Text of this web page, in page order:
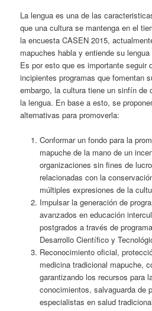
La lengua es una de las
que una cultura se mantenga en el
la encuesta CASEN 2015,
mapuches habla y entiende su
Es por esto que es importante seguir
incipientes programas que fomentan
embargo, la cultura tiene un sinfín de
la lengua. En base a esto, se
alternativas para promoverla:
Conformar un fondo para la
mapuche de la mano de un
organizaciones sin fines de
relacionadas con la
múltiples expresiones de la
Impulsar la generación de
avanzados en educación
postgrados a través de
Desarrollo Científico y
Reconocimiento oficial,
medicina tradicional mapuche,
garantizando los recursos para
conocimientos, salvaguarda de
especialistas en salud